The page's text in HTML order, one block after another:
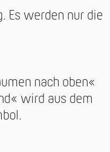
Es werden nur die
nach oben«
wird aus dem